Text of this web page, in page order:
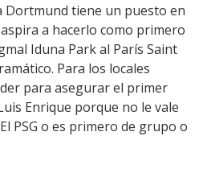
Dortmund tiene un puesto en
a hacerlo como primero
Iduna Park al París Saint
Para los locales
para asegurar el primer
Enrique porque no le vale
PSG o es primero de grupo o